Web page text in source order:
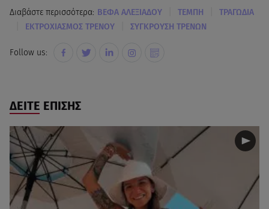
Διαβάστε περισσότερα: ΒΕΦΑ ΑΛΕΞΙΑΔΟΥ ΤΕΜΠΗ ΤΡΑΓΩΔΙΑ
ΕΚΤΡΟΧΙΑΣΜΟΣ ΤΡΕΝΟΥ ΣΥΓΚΡΟΥΣΗ ΤΡΕΝΩΝ
Follow us:
ΔΕΙΤΕ ΕΠΙΣΗΣ